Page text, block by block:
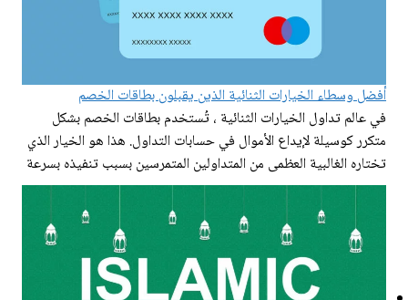
أفضل وسطاء الخيارات الثنائية الذين يقبلون بطاقات الخصم
في عالم تداول الخيارات الثنائية ، تُستخدم بطاقات الخصم بشكل
متكرر كوسيلة لإيداع الأموال في حسابات التداول. هذا هو الخيار الذي
تختاره الغالبية العظمى من المتداولين المتمرسين بسبب تنفيذه بسرعة